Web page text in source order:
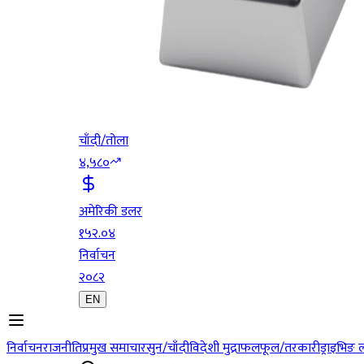
चाँदी/तोला
४,५८०
अमेरिकी डलर
१५२.०४
निर्वाचन
२०८२
EN
निर्वाचनराजनीतिप्रमुख समाचारसुन/चाँदीविदेशी मुद्राफलफूल/तरकारी